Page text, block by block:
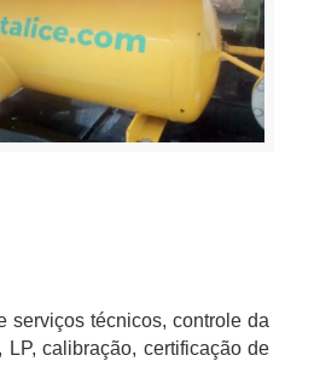
serviços técnicos, controle da
LP, calibração, certificação de